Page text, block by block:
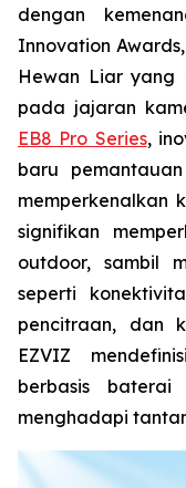
dengan
Innovation
Hewan Liar yang
pada jajaran
EB8 Pro Series,
baru
memperkenalkan
signifikan
outdoor, sambil
seperti
pencitraan, dan
EZVIZ
berbasis baterai
menghadapi